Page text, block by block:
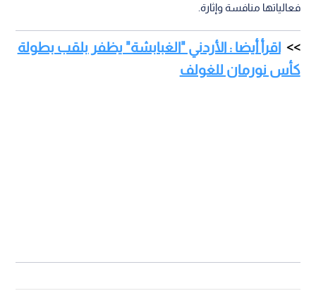
فعالياتها منافسة وإثارة.
اقرأ أيضا : الأردني "الغبابشة" يظفر بلقب بطولة
كأس نورمان للغولف